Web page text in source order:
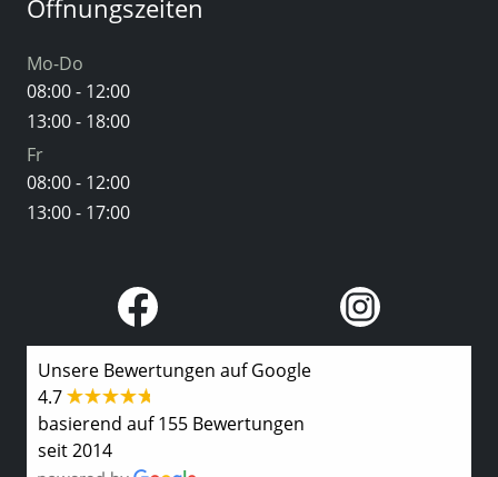
Öffnungszeiten
Mo-Do
08:00 - 12:00
13:00 - 18:00
Fr
08:00 - 12:00
13:00 - 17:00
Unsere Bewertungen auf Google
4.7
basierend auf 155 Bewertungen
seit 2014